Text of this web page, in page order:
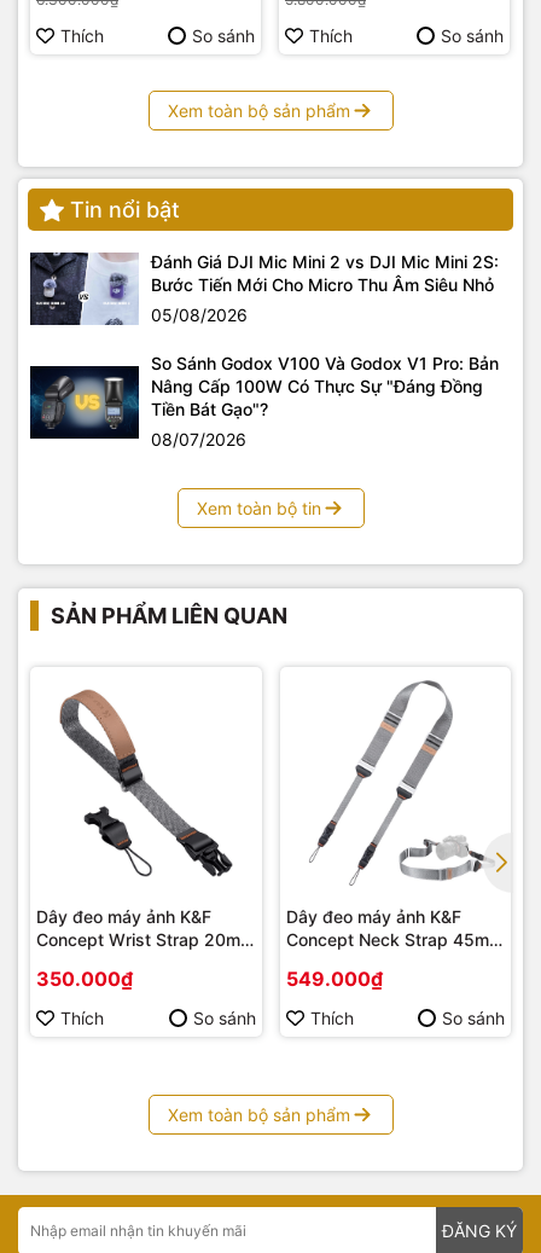
Thích So sánh Thích So sánh
Xem toàn bộ sản phẩm
Tin nổi bật
Đánh Giá DJI Mic Mini 2 vs DJI Mic Mini 2S:
Bước Tiến Mới Cho Micro Thu Âm Siêu Nhỏ
05/08/2026
So Sánh Godox V100 Và Godox V1 Pro: Bản
Nâng Cấp 100W Có Thực Sự "Đáng Đồng
Tiền Bát Gạo"?
08/07/2026
Xem toàn bộ tin
SẢN PHẨM LIÊN QUAN
Dây đeo máy ảnh K&F
Concept Wrist Strap 20mm
350.000₫
Thích So sánh
Dây đeo máy ảnh K&F
Concept Neck Strap 45mm
549.000₫
Thích So sánh
Xem toàn bộ sản phẩm
ĐĂNG KÝ